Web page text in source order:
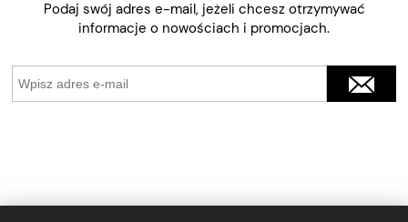
Podaj swój adres e-mail, jeżeli chcesz otrzymywać
informacje o nowościach i promocjach.